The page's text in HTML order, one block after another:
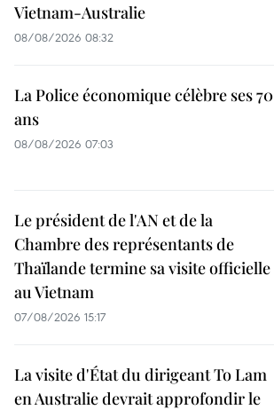
Vietnam-Australie
08/08/2026 08:32
La Police économique célèbre ses 70
ans
08/08/2026 07:03
Le président de l'AN et de la
Chambre des représentants de
Thaïlande termine sa visite officielle
au Vietnam
07/08/2026 15:17
La visite d'État du dirigeant To Lam
en Australie devrait approfondir le